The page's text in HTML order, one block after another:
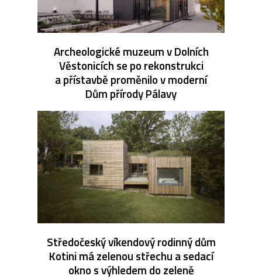
Archeologické muzeum v Dolních
Věstonicích se po rekonstrukci
a přístavbě proměnilo v moderní
Dům přírody Pálavy
Středočeský víkendový rodinný dům
Kotini má zelenou střechu a sedací
okno s výhledem do zeleně